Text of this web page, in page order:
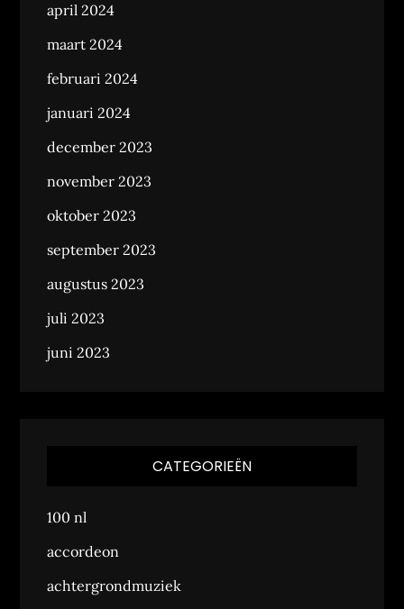
april 2024
maart 2024
februari 2024
januari 2024
december 2023
november 2023
oktober 2023
september 2023
augustus 2023
juli 2023
juni 2023
CATEGORIEËN
100 nl
accordeon
achtergrondmuziek